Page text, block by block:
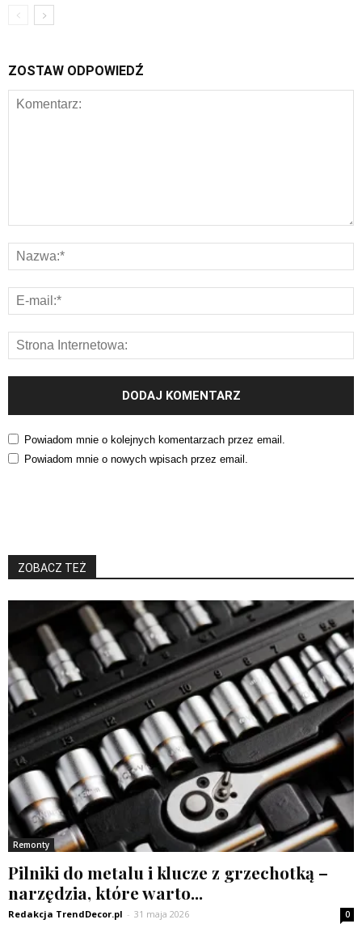
ZOSTAW ODPOWIEDŹ
Powiadom mnie o kolejnych komentarzach przez email.
Powiadom mnie o nowych wpisach przez email.
ZOBACZ TEŻ
Remonty
Pilniki do metalu i klucze z grzechotką –
narzędzia, które warto...
Redakcja TrendDecor.pl - 31 maja 2026 0